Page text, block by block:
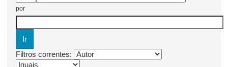
por
Filtros correntes: